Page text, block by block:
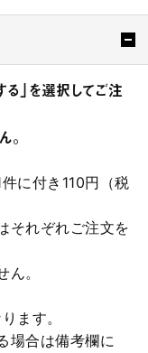
る」を選択してご注
。
に付き110円（税
それぞれご注文を
。
ます。
場合は備考欄に